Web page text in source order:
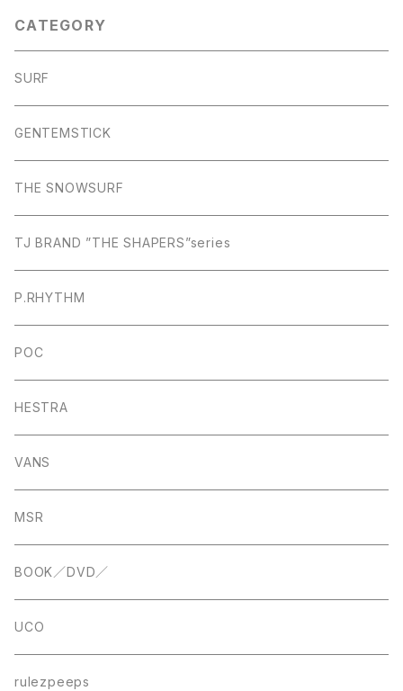
CATEGORY
SURF
GENTEMSTICK
THE SNOWSURF
TJ BRAND ”THE SHAPERS”series
P.RHYTHM
POC
HESTRA
VANS
MSR
BOOK／DVD／
UCO
rulezpeeps